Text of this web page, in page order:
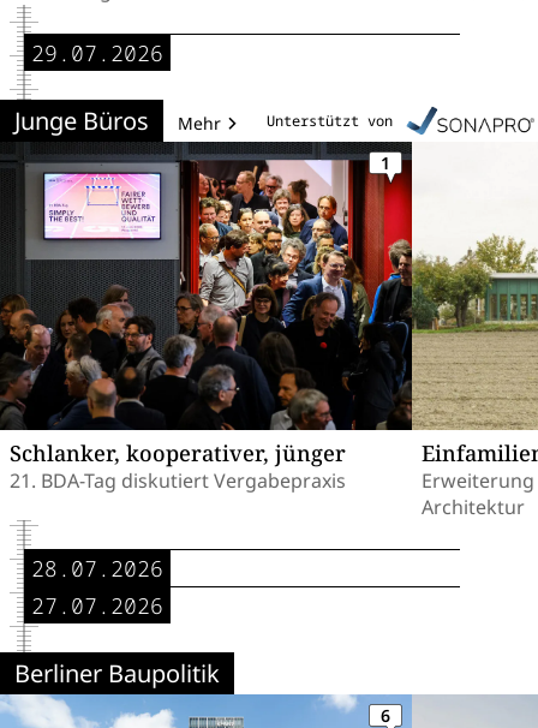
29.07.2026
Junge Büros Mehr Unterstützt von
Schlanker, kooperativer, jünger
21. BDA-Tag diskutiert Vergabepraxis
1
Erweiterung
Architektur
28.07.2026
27.07.2026
Berliner Baupolitik
6